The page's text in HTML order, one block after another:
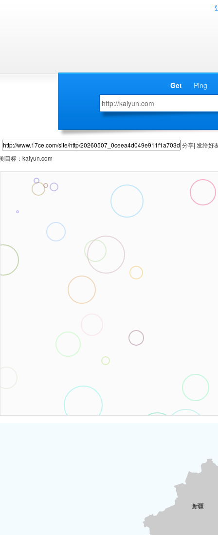
Get Ping
分享| 发给好
目标： kaiyun.com